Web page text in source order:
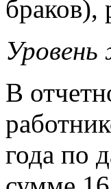
браков),
Уровень
В
года по